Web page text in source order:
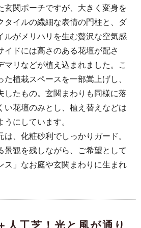
玄関ポーチですが、大きく変身を
タイルの繊細な表情の門柱と、ダ
ルがメリハリを生む贅沢な空気感
イドには高さのある花壇が配さ
マリなどが植え込まれました。こ
植栽スペースを一部嵩上げし、
したもの。玄関まわりも同様に落
い花壇のみとし、植え替えなどは
にしています。
、化粧砂利でしっかりガード。
景観を残しながら、ご希望として
ス」なお庭や玄関まわりに生まれ
人工芝！光と風が通り